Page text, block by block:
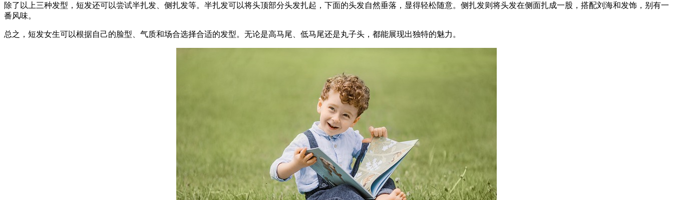
除了以上三种发型，短发还可以尝试半扎发、侧扎发等。半扎发可以将头顶部分头发扎起，下面的头发自然垂落，显得轻松随意。侧扎发则将头发在侧面扎成一股，搭配刘海和发饰，别有一
番风味。
总之，短发女生可以根据自己的脸型、气质和场合选择合适的发型。无论是高马尾、低马尾还是丸子头，都能展现出独特的魅力。